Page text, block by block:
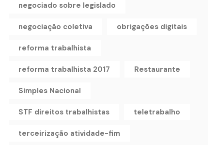
negociado sobre legislado
negociação coletiva obrigações digitais
reforma trabalhista
reforma trabalhista 2017 Restaurante
Simples Nacional
STF direitos trabalhistas teletrabalho
terceirização atividade-fim